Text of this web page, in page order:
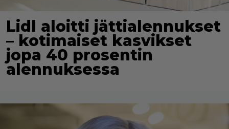
Lidl aloitti jättialennukset
– kotimaiset kasvikset
jopa 40 prosentin
alennuksessa